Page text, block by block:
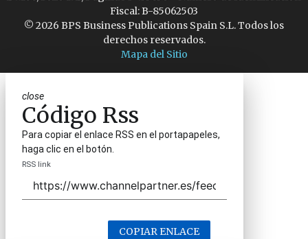
Fiscal: B-85062503
© 2026 BPS Business Publications Spain S.L. Todos los
derechos reservados.
Mapa del Sitio
close
Código Rss
Para copiar el enlace RSS en el portapapeles,
haga clic en el botón.
RSS link
COPIAR ENLACE